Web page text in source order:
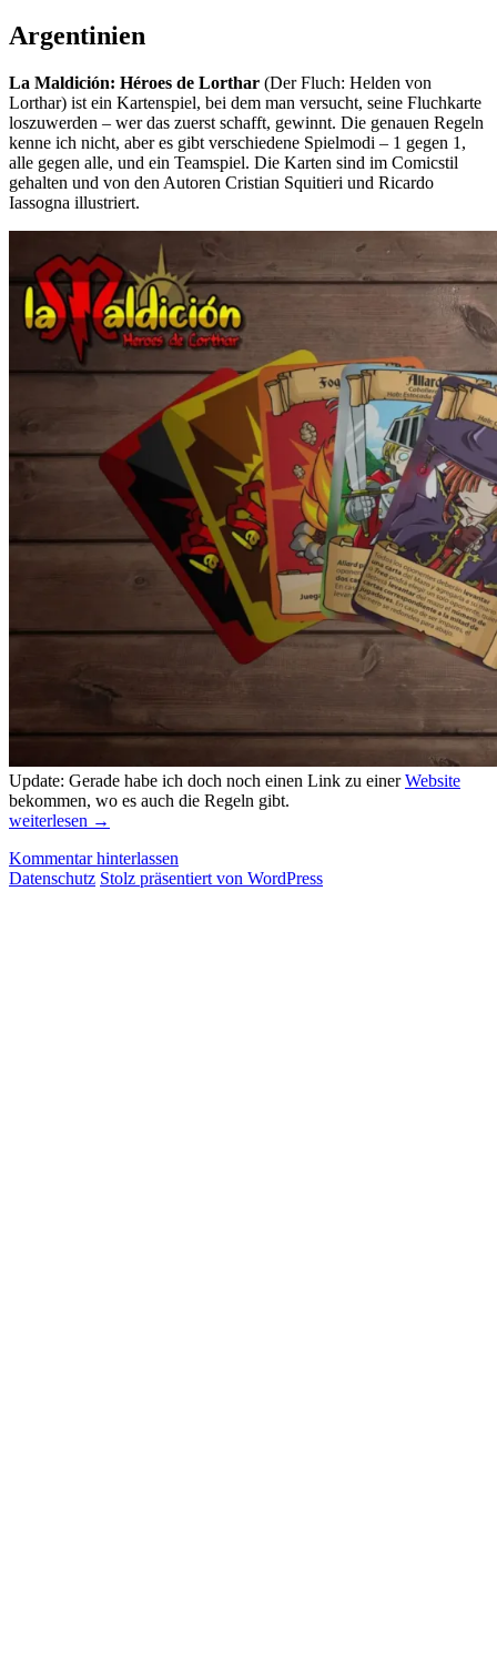
Argentinien
La Maldición: Héroes de Lorthar (Der Fluch: Helden von
Lorthar) ist ein Kartenspiel, bei dem man versucht, seine Fluchkarte
loszuwerden – wer das zuerst schafft, gewinnt. Die genauen Regeln
kenne ich nicht, aber es gibt verschiedene Spielmodi – 1 gegen 1,
alle gegen alle, und ein Teamspiel. Die Karten sind im Comicstil
gehalten und von den Autoren Cristian Squitieri und Ricardo
Iassogna illustriert.
Update: Gerade habe ich doch noch einen Link zu einerWebsite
bekommen, wo es auch die Regeln gibt.
Neue
aus
Lateinamerika,
weiterlesen →
Kommentar hinterlassen
Datenschutz Stolz präsentiert von WordPress